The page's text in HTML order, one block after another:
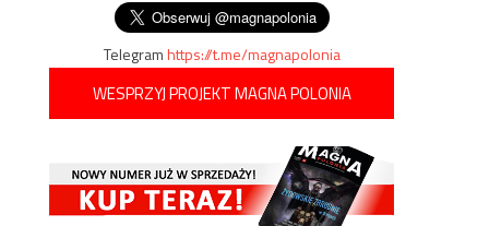
Telegramhttps://t.me/magnapolonia
WESPRZYJ PROJEKT MAGNA POLONIA